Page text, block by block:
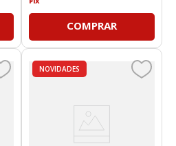
COMPRAR
NOVIDADES